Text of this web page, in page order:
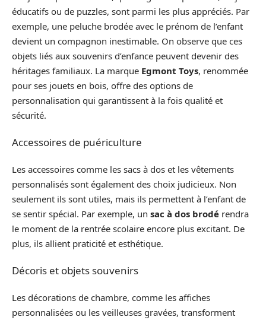
éducatifs ou de puzzles, sont parmi les plus appréciés. Par
exemple, une peluche brodée avec le prénom de l’enfant
devient un compagnon inestimable. On observe que ces
objets liés aux souvenirs d’enfance peuvent devenir des
héritages familiaux. La marque Egmont Toys, renommée
pour ses jouets en bois, offre des options de
personnalisation qui garantissent à la fois qualité et
sécurité.
Accessoires de puériculture
Les accessoires comme les sacs à dos et les vêtements
personnalisés sont également des choix judicieux. Non
seulement ils sont utiles, mais ils permettent à l’enfant de
se sentir spécial. Par exemple, un sac à dos brodé rendra
le moment de la rentrée scolaire encore plus excitant. De
plus, ils allient praticité et esthétique.
Décoris et objets souvenirs
Les décorations de chambre, comme les affiches
personnalisées ou les veilleuses gravées, transforment